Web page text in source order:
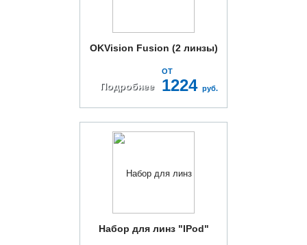
OKVision Fusion (2 линзы)
Подробнее
ОТ
1224 руб.
Набор для линз "IPod"